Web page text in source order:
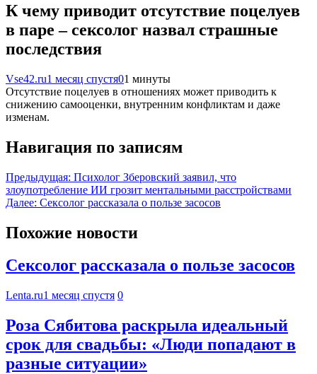
К чему приводит отсутствие поцелуев
в паре – сексолог назвал страшные
последствия
Vse42.ru1 месяц спустя01 минуты
Отсутствие поцелуев в отношениях может приводить к
снижению самооценки, внутренним конфликтам и даже
изменам.
Навигация по записям
Предыдущая: Психолог Зберовский заявил, что
злоупотребление ИИ грозит ментальными расстройствами
Далее: Сексолог рассказала о пользе засосов
Похожие новости
Сексолог рассказала о пользе засосов
Lenta.ru1 месяц спустя 0
Роза Сябитова раскрыла идеальный
срок для свадьбы: «Люди попадают в
разные ситуации»